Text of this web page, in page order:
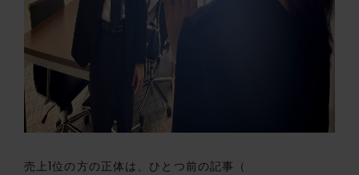
売上1位の方の正体は、ひとつ前の記事（